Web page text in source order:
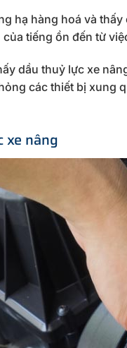
hạ hàng hoá và
tiếng ồn đến từ
dầu thuỷ lực xe
các thiết bị xung
xe nâng